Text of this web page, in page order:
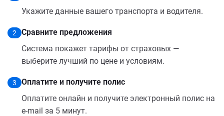
Укажите данные вашего транспорта и водителя.
2
Сравните предложения
Система покажет тарифы от страховых —
выберите лучший по цене и условиям.
3
Оплатите и получите полис
Оплатите онлайн и получите электронный полис на
e-mail за 5 минут.